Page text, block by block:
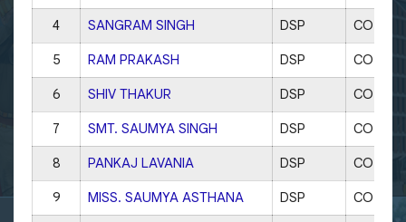
4 SANGRAM SINGH DSP CO
5 RAM PRAKASH DSP CO
6 SHIV THAKUR DSP CO
7 SMT. SAUMYA SINGH DSP CO
8 PANKAJ LAVANIA DSP CO
9 MISS. SAUMYA ASTHANA DSP CO